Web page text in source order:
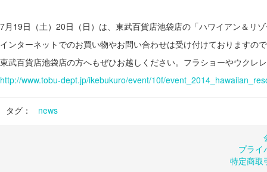
7月19日（土）20日（日）は、東武百貨店池袋店の「ハワイアン＆リ
インターネットでのお買い物やお問い合わせは受け付けておりますの
東武百貨店池袋店の方へもぜひお越しください。フラショーやウクレ
http://www.tobu-dept.jp/ikebukuro/event/10f/
タグ： news
プライ
特定商取